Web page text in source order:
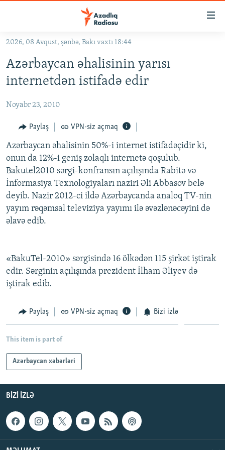
Əsas
qayıt
Əsas
qayıt
#ƏSLINDƏ
FƏRQƏ BAX
QANUNI DOĞRU
ARAŞDIRMA
MULTIMEDIA
VIDEO
FOTOQALEREYA
KARIKATURA
RADIO ARXIV
OXU ZALI
İSLAM VƏ DEMOKRATIYA
İZ - MƏDƏNIYYƏT PROQRAMI
HAQQIMIZDA
PEŞƏ ETIKASI VƏ JURNALISTIKA STANDARTLARIMIZ
MATERIALLARIMIZDAN ISTIFADƏ
AZADLIQRADIOSU MOBIL TELEFONUNUZDA
BIZIMLƏ ƏLAQƏ
XƏBƏR BÜLLETENLƏRIMIZ
2026, 08 Avqust, şənbə, Bakı vaxtı 18:44
Azərbaycan əhalisinin yarısı
internetdən istifadə edir
Noyabr 23, 2010
Paylaş VPN-siz açmaq
Azərbaycan əhalisinin 50%-i internet istifadəçidir ki,
onun da 12%-i geniş zolaqlı internetə qoşulub.
Bakutel2010 sərgi-konfransın açılışında Rabitə və
İnformasiya Texnologiyaları naziri Əli Abbasov belə
deyib. Nazir 2012-ci ildə Azərbaycanda analoq TV-nin
yayım rəqəmsal televiziya yayımı ilə əvəzlənəcəyini də
əlavə edib.
«BakuTel-2010» sərgisində 16 ölkədən 115 şirkət iştirak
edir. Sərginin açılışında prezident İlham Əliyev də
iştirak edib.
Paylaş VPN-siz açmaq Bizi izlə
This item is part of
Azərbaycan xəbərləri
BIZI IZLƏ